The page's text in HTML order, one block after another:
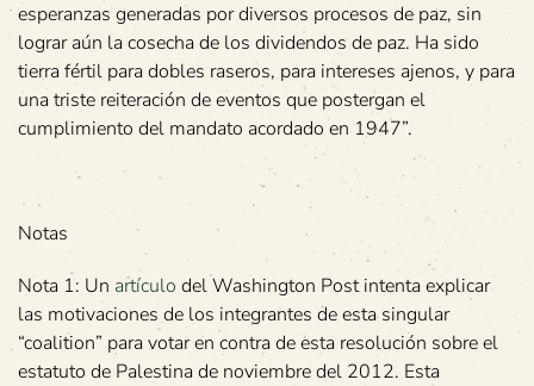
esperanzas generadas por diversos procesos de paz, sin
lograr aún la cosecha de los dividendos de paz. Ha sido
tierra fértil para dobles raseros, para intereses ajenos, y para
una triste reiteración de eventos que postergan el
cumplimiento del mandato acordado en 1947”.
Notas
Nota 1: Un artículo del Washington Post intenta explicar
las motivaciones de los integrantes de esta singular
“coalition” para votar en contra de esta resolución sobre el
estatuto de Palestina de noviembre del 2012. Esta